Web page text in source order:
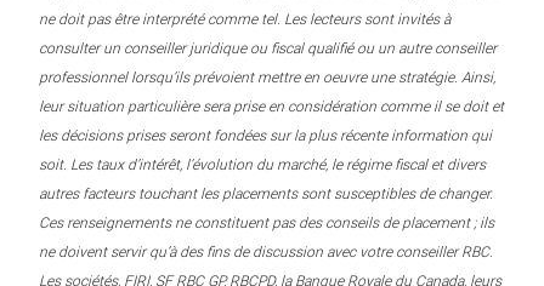
ne doit pas être interprété comme tel. Les lecteurs sont invités à
consulter un conseiller juridique ou fiscal qualifié ou un autre conseiller
professionnel lorsqu’ils prévoient mettre en oeuvre une stratégie. Ainsi,
leur situation particulière sera prise en considération comme il se doit et
les décisions prises seront fondées sur la plus récente information qui
soit. Les taux d’intérêt, l’évolution du marché, le régime fiscal et divers
autres facteurs touchant les placements sont susceptibles de changer.
Ces renseignements ne constituent pas des conseils de placement ; ils
ne doivent servir qu’à des fins de discussion avec votre conseiller RBC.
Les sociétés, FIRI, SF RBC GP, RBCPD, la Banque Royale du Canada, leurs